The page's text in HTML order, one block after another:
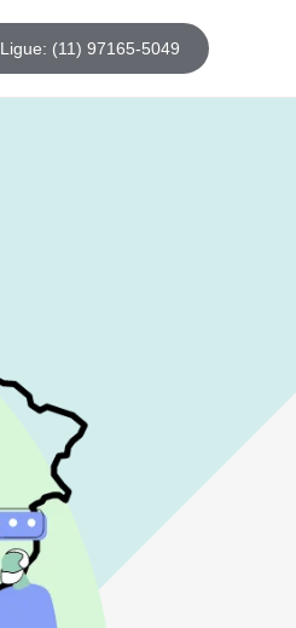
Ligue: (11) 97165-5049